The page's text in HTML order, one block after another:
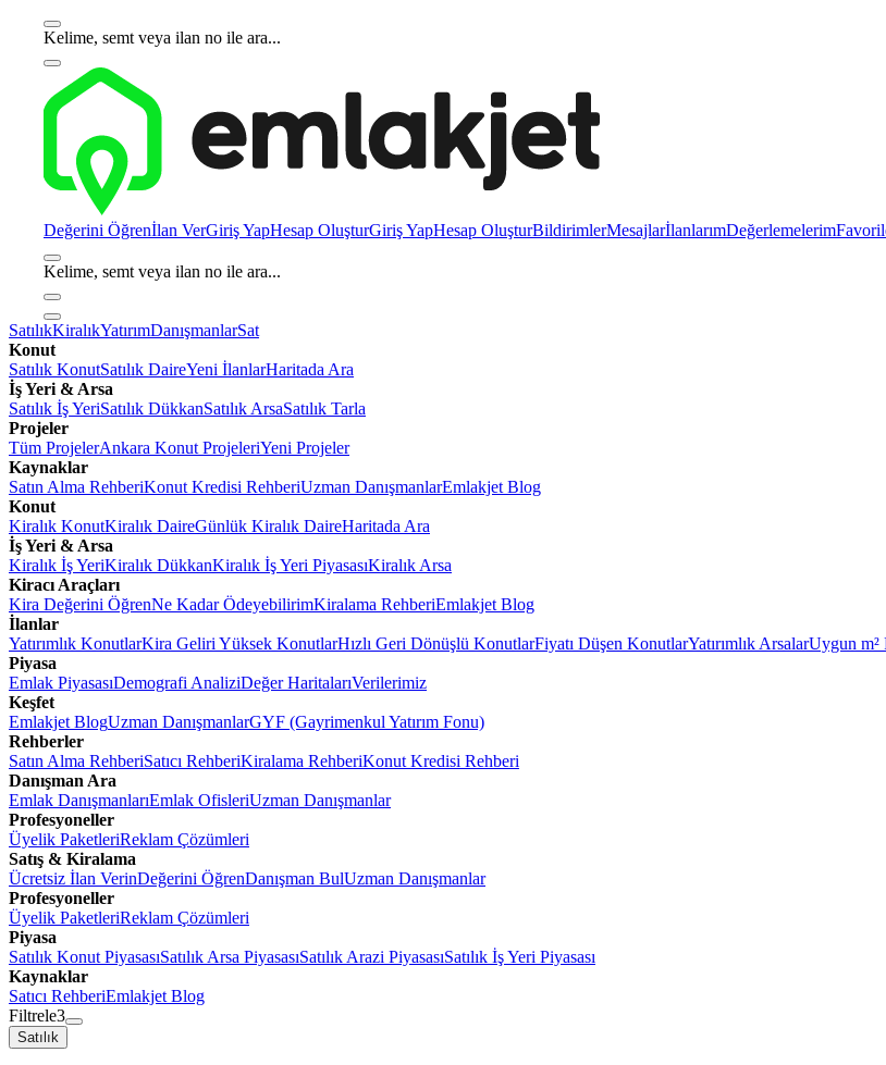
Kelime, semt veya ilan no ile ara...
Değerini Öğrenİlan VerGiriş YapHesap OluşturGiriş YapHesap OluşturBildirimlerMesajlarİlanlarımDeğerlemelerim
Kelime, semt veya ilan no ile ara...
SatılıkKiralıkYatırımDanışmanlarSat
Konut
Satılık KonutSatılık DaireYeni İlanlarHaritada Ara
İş Yeri & Arsa
Satılık İş YeriSatılık DükkanSatılık ArsaSatılık Tarla
Projeler
Tüm ProjelerAnkara Konut ProjeleriYeni Projeler
Kaynaklar
Satın Alma RehberiKonut Kredisi RehberiUzman DanışmanlarEmlakjet Blog
Konut
Kiralık KonutKiralık DaireGünlük Kiralık DaireHaritada Ara
İş Yeri & Arsa
Kiralık İş YeriKiralık DükkanKiralık İş Yeri PiyasasıKiralık Arsa
Kiracı Araçları
Kira Değerini ÖğrenNe Kadar ÖdeyebilirimKiralama RehberiEmlakjet Blog
İlanlar
Yatırımlık KonutlarKira Geliri Yüksek KonutlarHızlı Geri Dönüşlü KonutlarFiyatı Düşen KonutlarYatırımlık ArsalarUygun m²
Piyasa
Emlak PiyasasıDemografi AnaliziDeğer HaritalarıVerilerimiz
Keşfet
Emlakjet BlogUzman DanışmanlarGYF (Gayrimenkul Yatırım Fonu)
Rehberler
Satın Alma RehberiSatıcı RehberiKiralama RehberiKonut Kredisi Rehberi
Danışman Ara
Emlak DanışmanlarıEmlak OfisleriUzman Danışmanlar
Profesyoneller
Üyelik PaketleriReklam Çözümleri
Satış & Kiralama
Ücretsiz İlan VerinDeğerini ÖğrenDanışman BulUzman Danışmanlar
Profesyoneller
Üyelik PaketleriReklam Çözümleri
Piyasa
Satılık Konut PiyasasıSatılık Arsa PiyasasıSatılık Arazi PiyasasıSatılık İş Yeri Piyasası
Kaynaklar
Satıcı RehberiEmlakjet Blog
Filtrele3
Satılık